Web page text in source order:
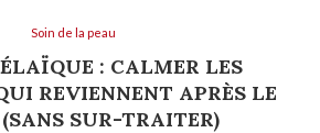
Soin de la peau
: CALMER LES
REVIENNENT APRÈS LE
SUR-TRAITER)